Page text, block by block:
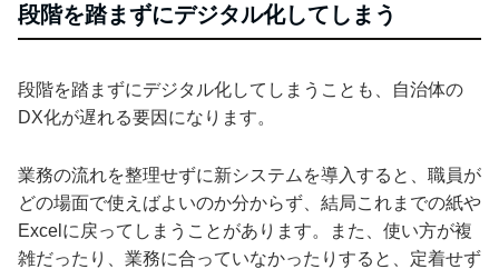
段階を踏まずにデジタル化してしまう
段階を踏まずにデジタル化してしまうことも、自治体の
DX化が遅れる要因になります。
業務の流れを整理せずに新システムを導入すると、職員が
どの場面で使えばよいのか分からず、結局これまでの紙や
Excelに戻ってしまうことがあります。また、使い方が複
雑だったり、業務に合っていなかったりすると、定着せず